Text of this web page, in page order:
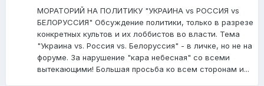
МОРАТОРИЙ НА ПОЛИТИКУ "УКРАИНА vs РОССИЯ vs
БЕЛОРУССИЯ" Обсуждение политики, только в разрезе
конкретных культов и их лоббистов во власти. Тема
"Украина vs. Россия vs. Белоруссия" - в личке, но не на
форуме. За нарушение "кара небесная" со всеми
вытекающими! Большая просьба ко всем сторонам и...